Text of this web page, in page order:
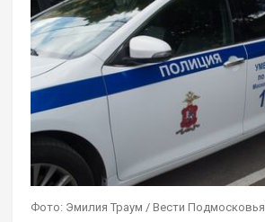
Фото: Эмилия Траум / Вести Подмосковья